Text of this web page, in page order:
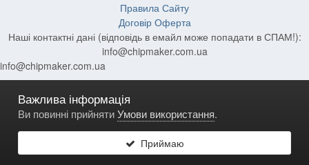
Важлива інформація
Ви повинні прийнятиУмови використання.
Приймаю
Правила Сайту
Договір Оферта
Наші контактні дані (відповідь в емайл може попадати в СПАМ!):
info@chipmaker.com.ua
info@chipmaker.com.ua